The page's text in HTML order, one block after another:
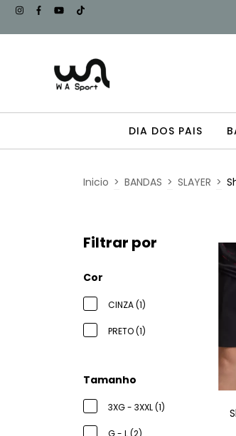
DIA DOS PAIS
Inicio > BANDAS > SLAYER >
Filtrar por
Cor
CINZA (1)
PRETO (1)
Tamanho
3XG - 3XXL (1)
G - L (2)